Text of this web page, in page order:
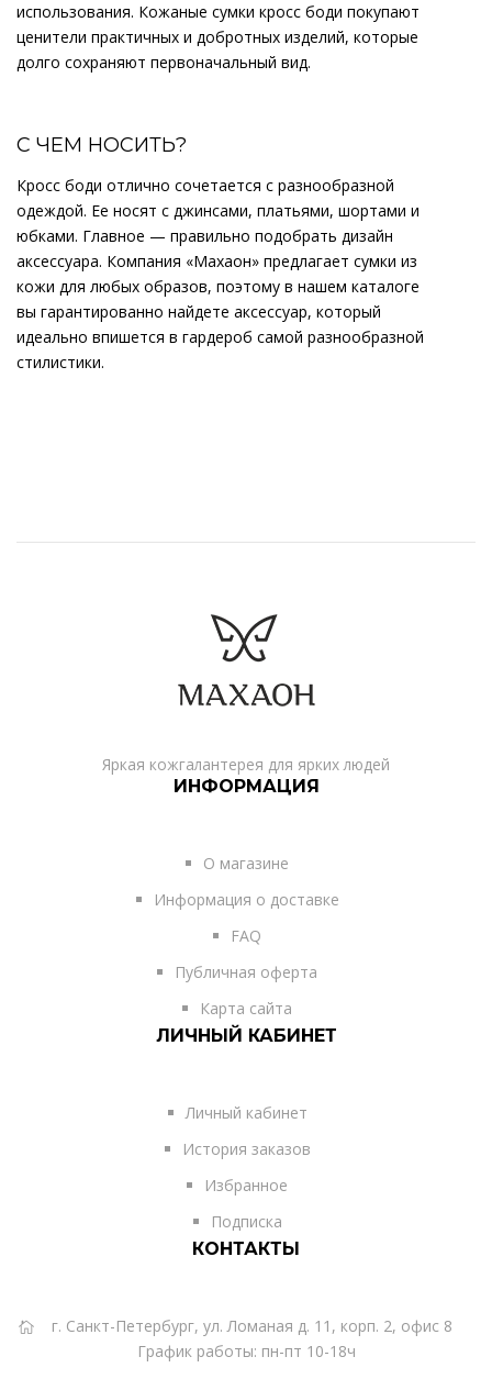
использования. Кожаные сумки кросс боди покупают
ценители практичных и добротных изделий, которые
долго сохраняют первоначальный вид.
С ЧЕМ НОСИТЬ?
Кросс боди отлично сочетается с разнообразной
одеждой. Ее носят с джинсами, платьями, шортами и
юбками. Главное — правильно подобрать дизайн
аксессуара. Компания «Махаон» предлагает сумки из
кожи для любых образов, поэтому в нашем каталоге
вы гарантированно найдете аксессуар, который
идеально впишется в гардероб самой разнообразной
стилистики.
Яркая кожгалантерея для ярких людей
ИНФОРМАЦИЯ
О магазине
Информация о доставке
FAQ
Публичная оферта
Карта сайта
ЛИЧНЫЙ КАБИНЕТ
Личный кабинет
История заказов
Избранное
Подписка
КОНТАКТЫ
г. Санкт-Петербург, ул. Ломаная д. 11, корп. 2, офис 8
График работы: пн-пт 10-18ч